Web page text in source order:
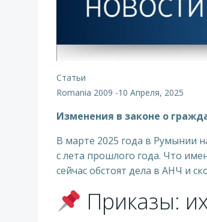
Статьи
Romania 2009 -10 Апреля, 2025
Изменения в законе о
В марте 2025 года в Румынии
с лета прошлого года. Что
сейчас обстоят дела в АНЧ и
Приказы: